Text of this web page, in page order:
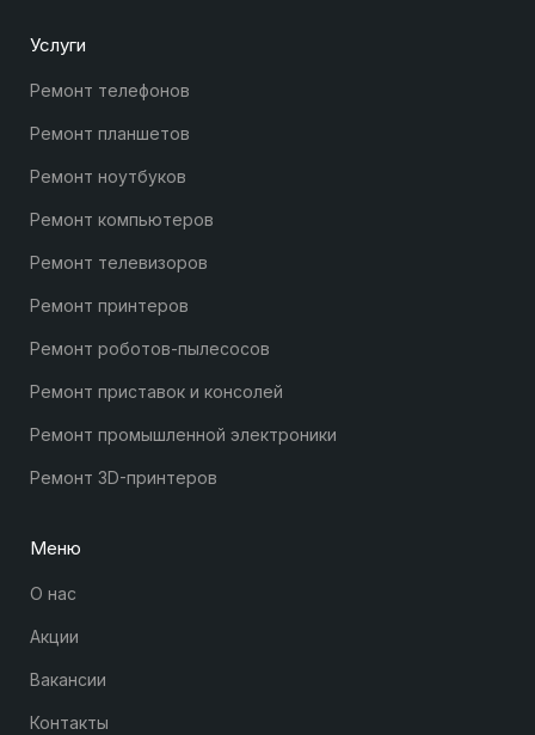
Услуги
Ремонт телефонов
Ремонт планшетов
Ремонт ноутбуков
Ремонт компьютеров
Ремонт телевизоров
Ремонт принтеров
Ремонт роботов-пылесосов
Ремонт приставок и консолей
Ремонт промышленной электроники
Ремонт 3D-принтеров
Меню
О нас
Акции
Вакансии
Контакты